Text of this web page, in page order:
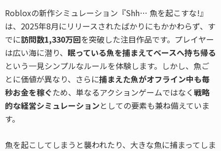
Robloxの新作シミュレーション『Shh… 魚を起こすな!』
は、2025年8月にリリースされたばかりにもかかわらず、す
でに訪問数1,330万回を突破した注目作品です。プレイヤー
は広い海に潜り、 眠っている魚を捕まえてベースへ持ち帰る
という一見シンプルなルールを体験します。しかし、魚ご
とに価値が異なり、さらに捕まえた魚がオフライン中も毎
秒お金を稼ぐため、単なるアクションゲームではなく戦略
的な経営シミュレーションとしての要素も兼ね備えていま
す。
魚を起こしてしまうと襲われたり、大きな魚に捕まってしま